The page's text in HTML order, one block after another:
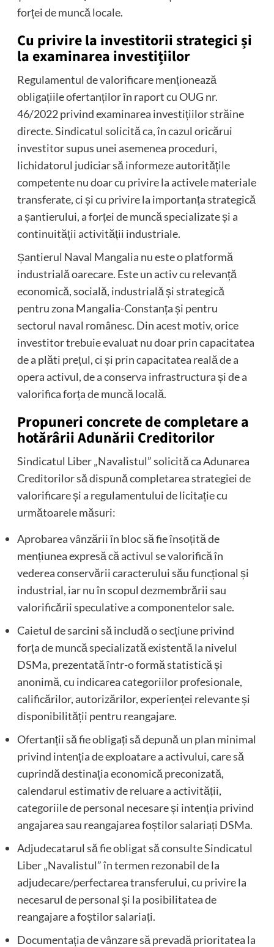
forței de muncă locale.
Cu privire la investitorii strategici și
la examinarea investițiilor
Regulamentul de valorificare menționează
obligațiile ofertanților în raport cu OUG nr.
46/2022 privind examinarea investițiilor străine
directe. Sindicatul solicită ca, în cazul oricărui
investitor supus unei asemenea proceduri,
lichidatorul judiciar să informeze autoritățile
competente nu doar cu privire la activele materiale
transferate, ci și cu privire la importanța strategică
a șantierului, a forței de muncă specializate și a
continuității activității industriale.
Șantierul Naval Mangalia nu este o platformă
industrială oarecare. Este un activ cu relevanță
economică, socială, industrială și strategică
pentru zona Mangalia-Constanța și pentru
sectorul naval românesc. Din acest motiv, orice
investitor trebuie evaluat nu doar prin capacitatea
de a plăti prețul, ci și prin capacitatea reală de a
opera activul, de a conserva infrastructura și de a
valorifica forța de muncă locală.
Propuneri concrete de completare a
hotărârii Adunării Creditorilor
Sindicatul Liber „Navalistul” solicită ca Adunarea
Creditorilor să dispună completarea strategiei de
valorificare și a regulamentului de licitație cu
următoarele măsuri:
Aprobarea vânzării în bloc să fie însoțită de
mențiunea expresă că activul se valorifică în
vederea conservării caracterului său funcțional și
industrial, iar nu în scopul dezmembrării sau
valorificării speculative a componentelor sale.
Caietul de sarcini să includă o secțiune privind
forța de muncă specializată existentă la nivelul
DSMa, prezentată într-o formă statistică și
anonimă, cu indicarea categoriilor profesionale,
calificărilor, autorizărilor, experienței relevante și
disponibilității pentru reangajare.
Ofertanții să fie obligați să depună un plan minimal
privind intenția de exploatare a activului, care să
cuprindă destinația economică preconizată,
calendarul estimativ de reluare a activității,
categoriile de personal necesare și intenția privind
angajarea sau reangajarea foștilor salariați DSMa.
Adjudecatarul să fie obligat să consulte Sindicatul
Liber „Navalistul” în termen rezonabil de la
adjudecare/perfectarea transferului, cu privire la
necesarul de personal și la posibilitatea de
reangajare a foștilor salariați.
Documentația de vânzare să prevadă prioritatea la